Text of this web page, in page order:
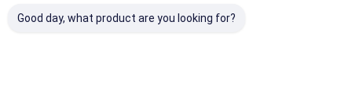
Good day, what product are you looking for?